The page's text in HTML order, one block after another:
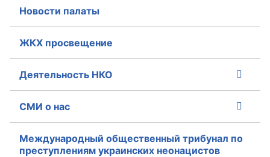
Новости палаты
ЖКХ просвещение
Деятельность НКО
СМИ о нас
Международный общественный трибунал по
преступлениям украинских неонацистов